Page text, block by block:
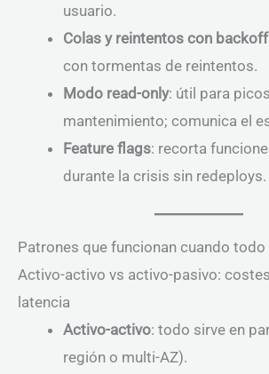
usuario.
Colas y reintentos con backoff
con tormentas de reintentos.
Modo read-only: útil para
mantenimiento; comunica el
Feature flags: recorta
durante la crisis sin redeploys.
Patrones que funcionan cuando todo
Activo-activo vs activo-pasivo:
latencia
Activo-activo: todo sirve en
región o multi-AZ).